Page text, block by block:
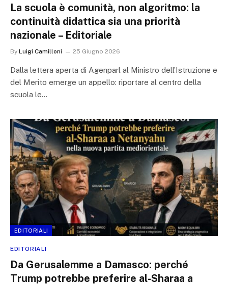
La scuola è comunità, non algoritmo: la
continuità didattica sia una priorità
nazionale – Editoriale
By Luigi Camilloni 25 Giugno 2026
Dalla lettera aperta di Agenparl al Ministro dell’Istruzione e
del Merito emerge un appello: riportare al centro della
scuola le…
EDITORIALI
EDITORIALI
Da Gerusalemme a Damasco: perché
Trump potrebbe preferire al-Sharaa a